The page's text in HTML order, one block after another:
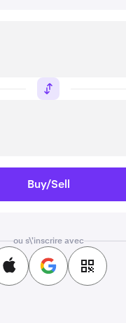
Buy/Sell
ou s\'inscrire avec